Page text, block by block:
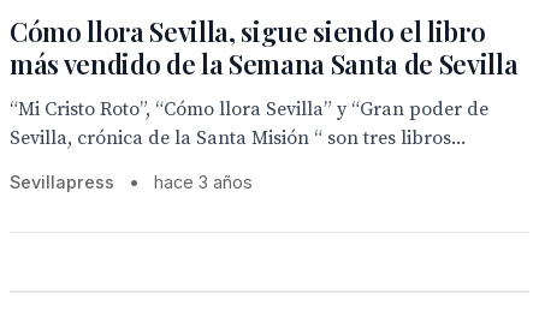
Cómo llora Sevilla, sigue siendo el libro
más vendido de la Semana Santa de Sevilla
“Mi Cristo Roto”, “Cómo llora Sevilla” y “Gran poder de
Sevilla, crónica de la Santa Misión “ son tres libros...
Sevillapress • hace 3 años